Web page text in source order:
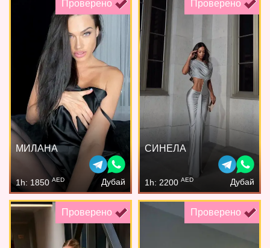
Проверено
МИЛАНА
1h: 1850 AED Дубай
Проверено
СИНЕЛА
1h: 2200 AED Дубай
Проверено Проверено